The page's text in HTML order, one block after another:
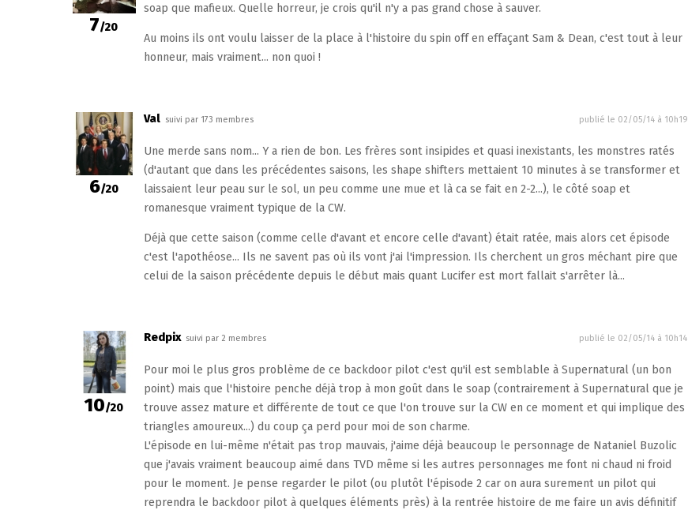
7/20
soap que mafieux. Quelle horreur, je crois qu'il n'y a pas grand chose à sauver.
Au moins ils ont voulu laisser de la place à l'histoire du spin off en effaçant Sam & Dean, c'est tout à leur
honneur, mais vraiment... non quoi !
6/20
Val suivi par 173 membres publié le 02/05/14 à 10h19
Une merde sans nom... Y a rien de bon. Les frères sont insipides et quasi inexistants, les monstres ratés
(d'autant que dans les précédentes saisons, les shape shifters mettaient 10 minutes à se transformer et
laissaient leur peau sur le sol, un peu comme une mue et là ca se fait en 2-2...), le côté soap et
romanesque vraiment typique de la CW.
Déjà que cette saison (comme celle d'avant et encore celle d'avant) était ratée, mais alors cet épisode
c'est l'apothéose... Ils ne savent pas où ils vont j'ai l'impression. Ils cherchent un gros méchant pire que
celui de la saison précédente depuis le début mais quant Lucifer est mort fallait s'arrêter là...
10/20
Redpix suivi par 2 membres publié le 02/05/14 à 10h14
Pour moi le plus gros problème de ce backdoor pilot c'est qu'il est semblable à Supernatural (un bon
point) mais que l'histoire penche déjà trop à mon goût dans le soap (contrairement à Supernatural que je
trouve assez mature et différente de tout ce que l'on trouve sur la CW en ce moment et qui implique des
triangles amoureux...) du coup ça perd pour moi de son charme.
L'épisode en lui-même n'était pas trop mauvais, j'aime déjà beaucoup le personnage de Nataniel Buzolic
que j'avais vraiment beaucoup aimé dans TVD même si les autres personnages me font ni chaud ni froid
pour le moment. Je pense regarder le pilot (ou plutôt l'épisode 2 car on aura surement un pilot qui
reprendra le backdoor pilot à quelques éléments près) à la rentrée histoire de me faire un avis définitif